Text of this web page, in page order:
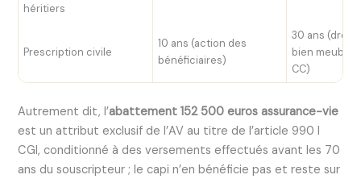
héritiers
Prescription civile
10 ans (action des
bénéficiaires)
30 ans (droit
bien meuble,
CC)
Autrement dit, l’abattement 152 500 euros assurance-vie
est un attribut exclusif de l’AV au titre de l’article 990 I
CGI, conditionné à des versements effectués avant les 70
ans du souscripteur ; le capi n’en bénéficie pas et reste sur